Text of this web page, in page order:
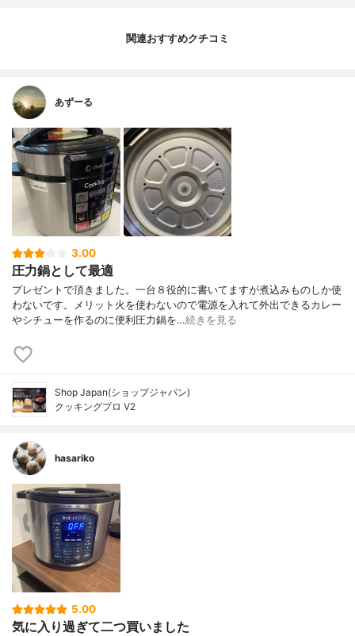
関連おすすめクチコミ
あずーる
3.00
圧力鍋として最適
プレゼントで頂きました。一台８役的に書いてますが煮込みものしか使
わないです。メリット火を使わないので電源を入れて外出できるカレー
やシチューを作るのに便利圧力鍋を…続きを見る
Shop Japan(ショップジャパン)
クッキングプロ V2
hasariko
5.00
気に入り過ぎて二つ買いました